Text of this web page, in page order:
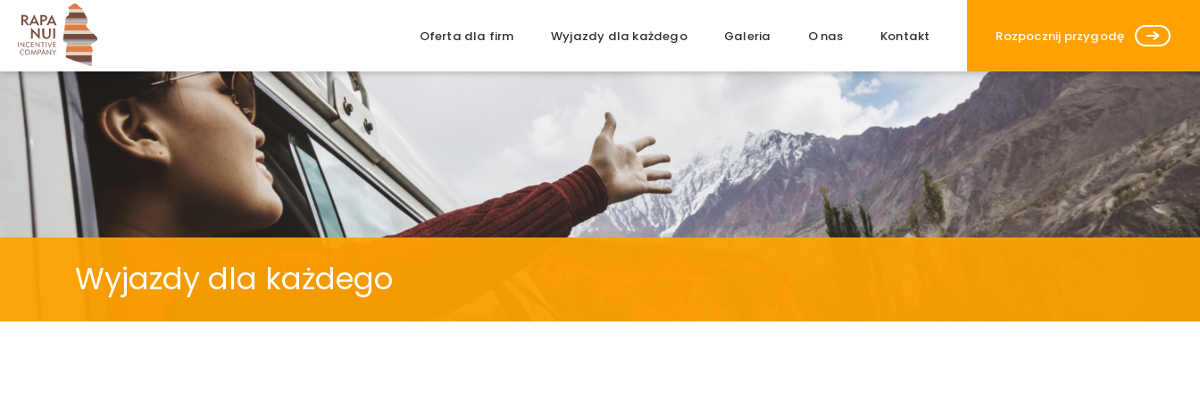
Oferta dla firm Wyjazdy dla każdego Galeria O nas Kontakt Rozpocznij przygodę
Wyjazdy dla każdego
Rozpocznij przygodę
Wypełnij prosty formularz i poznaj naszą ofertę.
Zaznacz co Cię interesuje
wyjazd krajowy
wyjazd zagraniczny
Zamknij